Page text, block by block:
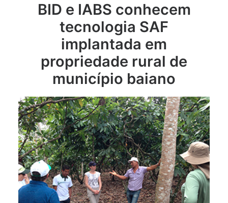
BID e IABS conhecem
tecnologia SAF
implantada em
propriedade rural de
município baiano